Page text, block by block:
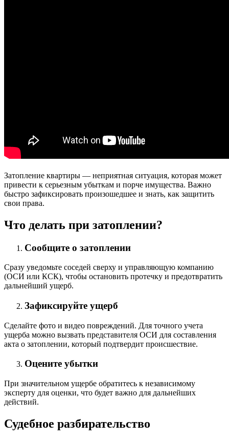
Затопление квартиры — неприятная ситуация, которая может
привести к серьезным убыткам и порче имущества. Важно
быстро зафиксировать произошедшее и знать, как защитить
свои права.
Что делать при затоплении?
Сообщите о затоплении
Сразу уведомьте соседей сверху и управляющую компанию
(ОСИ или КСК), чтобы остановить протечку и предотвратить
дальнейший ущерб.
Зафиксируйте ущерб
Сделайте фото и видео повреждений. Для точного учета
ущерба можно вызвать представителя ОСИ для составления
акта о затоплении, который подтвердит происшествие.
Оцените убытки
При значительном ущербе обратитесь к независимому
эксперту для оценки, что будет важно для дальнейших
действий.
Судебное разбирательство